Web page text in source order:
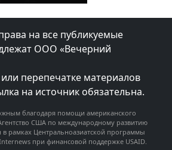
на все публикуемые
ООО «Вечерний
перепечатке материалов
на источник обязательна.
благодаря помощи американского
США по международному развитию
в рамках Центральноазиатской программы
при финансовой поддержке USAID.